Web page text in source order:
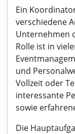
Ein
verschiedene
Unternehmen
Rolle ist in
und
Vollzeit oder
interessante
sowie
Die